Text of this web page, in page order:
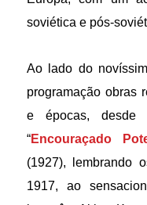
soviética e pós-
Ao lado do
programação obras
e épocas, desde
“Encouraçado
(1927), lembrando
1917, ao